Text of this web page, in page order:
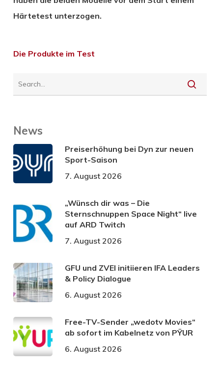
Härtetest unterzogen.
Die Produkte im Test
News
Preiserhöhung bei Dyn zur neuen
Sport-Saison
7. August 2026
„Wünsch dir was – Die
Sternschnuppen Space Night“ live
auf ARD Twitch
7. August 2026
GFU und ZVEI initiieren IFA Leaders
& Policy Dialogue
6. August 2026
Free-TV-Sender „wedotv Movies“
ab sofort im Kabelnetz von PŸUR
6. August 2026